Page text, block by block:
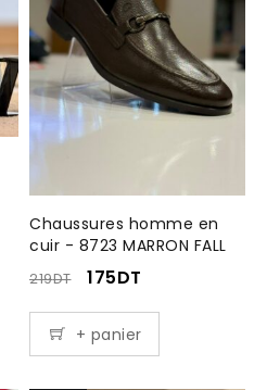
Chaussures homme en
cuir - 8723 MARRON FALL
219DT 175DT
+ panier